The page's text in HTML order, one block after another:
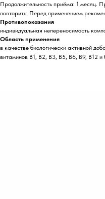
Продолжительность приёма: 1 месяц.
повторить. Перед применением
Противопоказания
индивидуальная непереносимость
Область применения
в качестве биологически активной
витаминов В1, В2, В3, В5, В6, В9, В12 и